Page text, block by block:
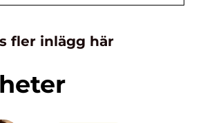
fler inlägg här